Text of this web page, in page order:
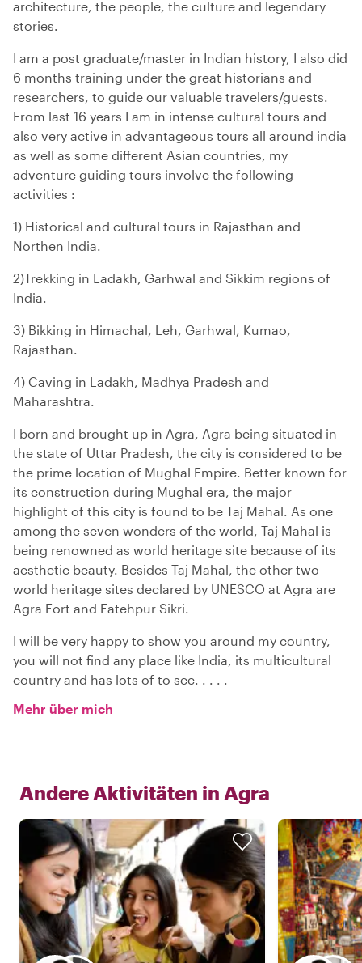
architecture, the people, the culture and legendary
stories.
I am a post graduate/master in Indian history, I also did
6 months training under the great historians and
researchers, to guide our valuable travelers/guests.
From last 16 years I am in intense cultural tours and
also very active in advantageous tours all around india
as well as some different Asian countries, my
adventure guiding tours involve the following
activities :
1) Historical and cultural tours in Rajasthan and
Northen India.
2)Trekking in Ladakh, Garhwal and Sikkim regions of
India.
3) Bikking in Himachal, Leh, Garhwal, Kumao,
Rajasthan.
4) Caving in Ladakh, Madhya Pradesh and
Maharashtra.
I born and brought up in Agra, Agra being situated in
the state of Uttar Pradesh, the city is considered to be
the prime location of Mughal Empire. Better known for
its construction during Mughal era, the major
highlight of this city is found to be Taj Mahal. As one
among the seven wonders of the world, Taj Mahal is
being renowned as world heritage site because of its
aesthetic beauty. Besides Taj Mahal, the other two
world heritage sites declared by UNESCO at Agra are
Agra Fort and Fatehpur Sikri.
I will be very happy to show you around my country,
you will not find any place like India, its multicultural
country and has lots of to see. . . . .
Mehr über mich
Andere Aktivitäten in Agra